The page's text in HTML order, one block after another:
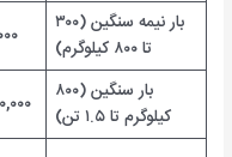
بار نیمه سنگین (۳۰۰
تا ۸۰۰ کیلوگرم)
بار سنگین (۸۰۰
کیلوگرم تا ۱.۵ تن)
۱,۸۰۰,۰۰۰